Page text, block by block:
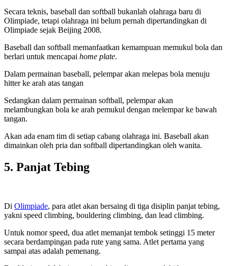
Secara teknis, baseball dan softball bukanlah olahraga baru di
Olimpiade, tetapi olahraga ini belum pernah dipertandingkan di
Olimpiade sejak Beijing 2008.
Baseball dan softball memanfaatkan kemampuan memukul bola dan
berlari untuk mencapai home plate.
Dalam permainan baseball, pelempar akan melepas bola menuju
hitter ke arah atas tangan
Sedangkan dalam permainan softball, pelempar akan
melambungkan bola ke arah pemukul dengan melempar ke bawah
tangan.
Akan ada enam tim di setiap cabang olahraga ini. Baseball akan
dimainkan oleh pria dan softball dipertandingkan oleh wanita.
5. Panjat Tebing
Di Olimpiade, para atlet akan bersaing di tiga disiplin panjat tebing,
yakni speed climbing, bouldering climbing, dan lead climbing.
Untuk nomor speed, dua atlet memanjat tembok setinggi 15 meter
secara berdampingan pada rute yang sama. Atlet pertama yang
sampai atas adalah pemenang.